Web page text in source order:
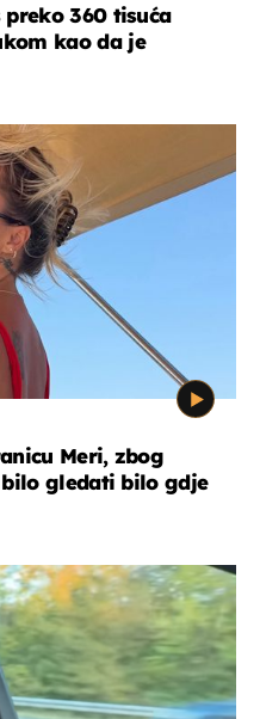
360 tisuća
kao da je
Meri, zbog
gledati bilo gdje